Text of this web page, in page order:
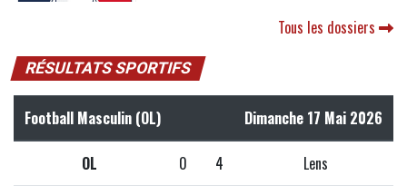
Tous les dossiers
RÉSULTATS SPORTIFS
Football Masculin (OL) Dimanche 17 Mai 2026
OL 0 4 Lens